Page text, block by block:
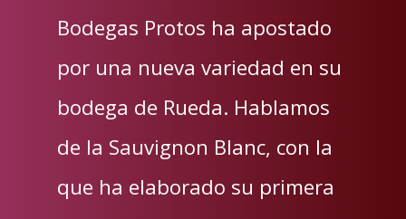
Bodegas Protos ha apostado
por una nueva variedad en su
bodega de Rueda. Hablamos
de la Sauvignon Blanc, con la
que ha elaborado su primera